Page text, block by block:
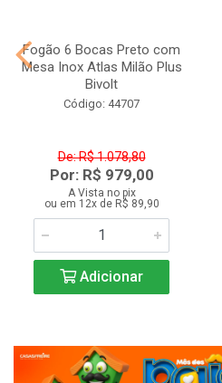
Fogão 6 Bocas Preto com
Mesa Inox Atlas Milão Plus
Bivolt
Código: 44707
De: R$ 1.078,80
Por: R$ 979,00
A Vista no pix
ou em 12x de R$ 89,90
Adicionar